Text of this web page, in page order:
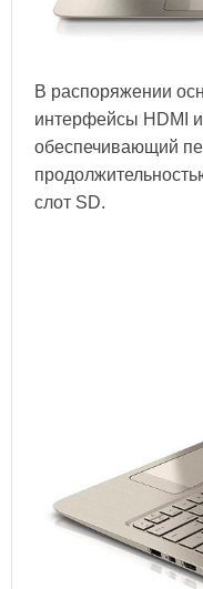
В распоряжении
интерфейсы HDMI
обеспечивающий
слот SD.